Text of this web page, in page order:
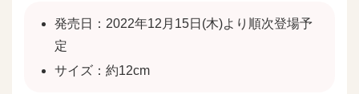
発売日：2022年12月15日(木)より順次登場予
定
サイズ：約12cm